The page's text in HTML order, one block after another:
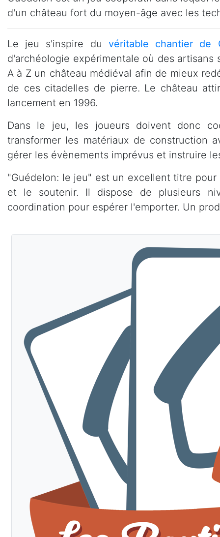
d'un château fort du moyen-âge avec les
Le jeu s'inspire du véritable chantier de
d'archéologie expérimentale où des
A à Z un château médiéval afin de mieux
de ces citadelles de pierre. Le château
lancement en 1996.
Dans le jeu, les joueurs doivent donc
transformer les matériaux de construction
gérer les évènements imprévus et instruire
"Guédelon: le jeu" est un excellent titre
et le soutenir. Il dispose de plusieurs
coordination pour espérer l'emporter. Un